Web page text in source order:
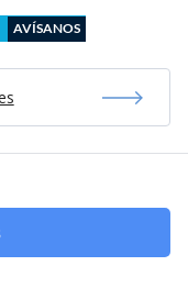
AVÍSANOS